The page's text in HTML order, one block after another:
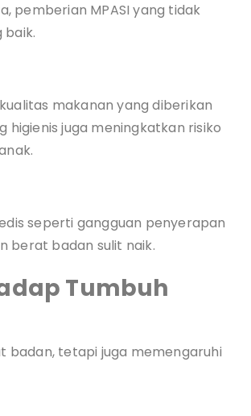
pemberian MPASI yang tidak
baik.
makanan yang diberikan
higienis juga meningkatkan risiko
seperti gangguan penyerapan
berat badan sulit naik.
Tumbuh
badan, tetapi juga memengaruhi